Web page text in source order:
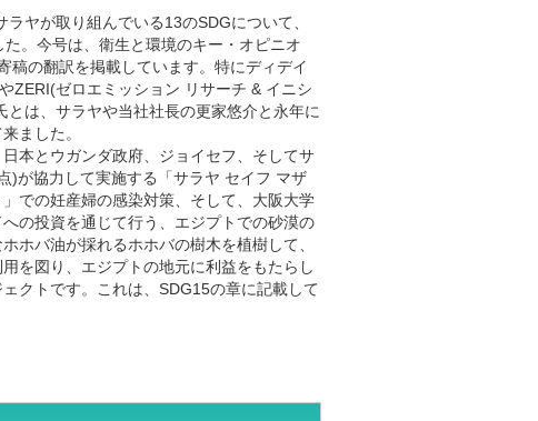
ヤが取り組んでいる13のSDGについて、
。今号は、衛生と環境のキー・オピニオ
稿の翻訳を掲載しています。特にディデイ
ZERI(ゼロエミッション リサーチ & イニシ
は、サラヤや当社社長の更家悠介と永年に
ました。
本とウガンダ政府、ジョイセフ、そしてサ
)が協力して実施する「サラヤ セイフ マザ
での妊産婦の感染対策、そして、大阪大学
の投資を通じて行う、エジプトでの砂漠の
ホバ油が採れるホホバの樹木を植樹して、
を図り、エジプトの地元に利益をもたらし
クトです。これは、SDG15の章に記載して